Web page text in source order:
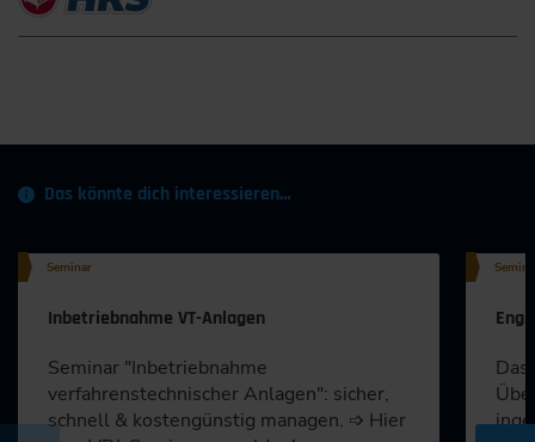
Das könnte dich interessieren…
Seminar
Inbetriebnahme VT-Anlagen
Seminar "Inbetriebnahme
verfahrenstechnischer Anlagen": sicher,
schnell & kostengünstig managen. ➩ Hier